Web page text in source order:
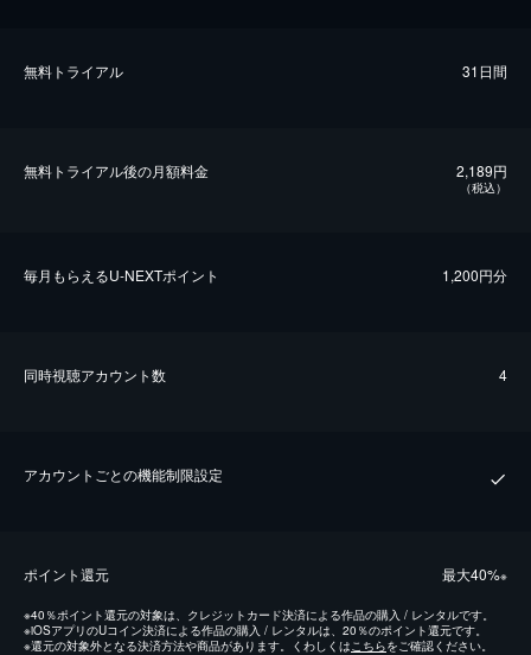
無料トライアル 31日間
無料トライアル後の⽉額料金 2,189円
（税込）
毎⽉もらえるU-NEXTポイント 1,200円分
同時視聴アカウント数 4
アカウントごとの機能制限設定
ポイント還元 最⼤40%※
※40％ポイント還元の対象は、クレジットカード決済による作品の購入 / レンタルです。
※iOSアプリのUコイン決済による作品の購入 / レンタルは、20％のポイント還元です。
※還元の対象外となる決済方法や商品があります。くわしくは こちらをご確認ください。